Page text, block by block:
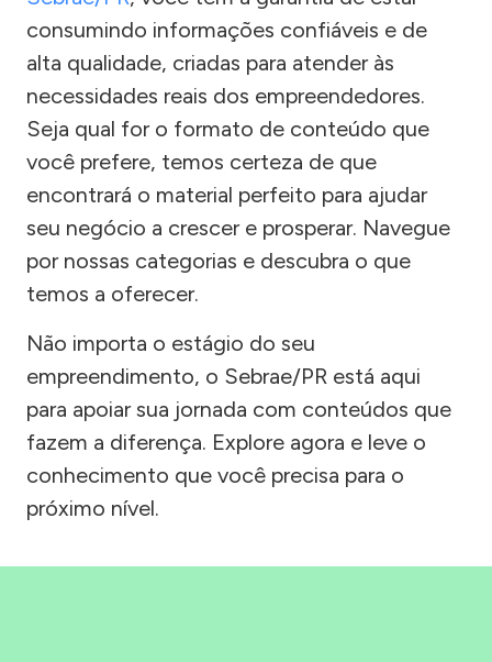
consumindo informações confiáveis e de
alta qualidade, criadas para atender às
necessidades reais dos empreendedores.
Seja qual for o formato de conteúdo que
você prefere, temos certeza de que
encontrará o material perfeito para ajudar
seu negócio a crescer e prosperar. Navegue
por nossas categorias e descubra o que
temos a oferecer.
Não importa o estágio do seu
empreendimento, o Sebrae/PR está aqui
para apoiar sua jornada com conteúdos que
fazem a diferença. Explore agora e leve o
conhecimento que você precisa para o
próximo nível.